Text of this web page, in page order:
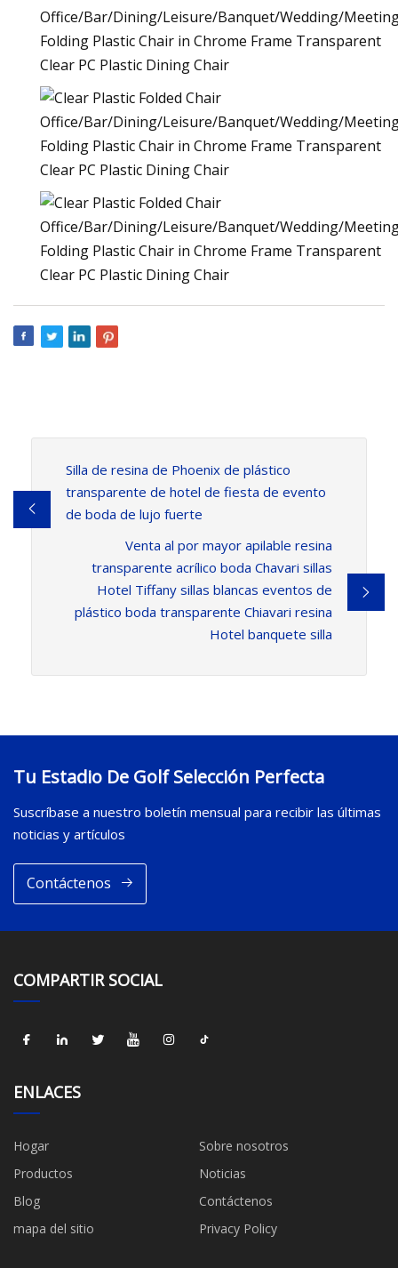
Silla de resina de Phoenix de plástico
transparente de hotel de fiesta de evento
de boda de lujo fuerte
Venta al por mayor apilable resina
transparente acrílico boda Chavari sillas
Hotel Tiffany sillas blancas eventos de
plástico boda transparente Chiavari resina
Hotel banquete silla
Tu Estadio De Golf Selección Perfecta
Suscríbase a nuestro boletín mensual para recibir las últimas
noticias y artículos
Contáctenos
COMPARTIR SOCIAL
ENLACES
Hogar
Sobre nosotros
Productos
Noticias
Blog
Contáctenos
mapa del sitio
Privacy Policy